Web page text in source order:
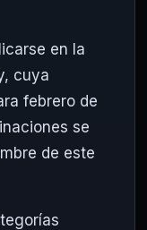
en la
cuya
febrero de
se
de este